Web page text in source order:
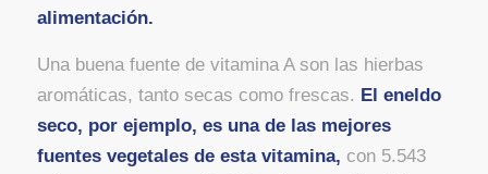
alimentación.
Una buena fuente de vitamina A son las hierbas
aromáticas, tanto secas como frescas. El eneldo
seco, por ejemplo, es una de las mejores
fuentes vegetales de esta vitamina, con 5.543